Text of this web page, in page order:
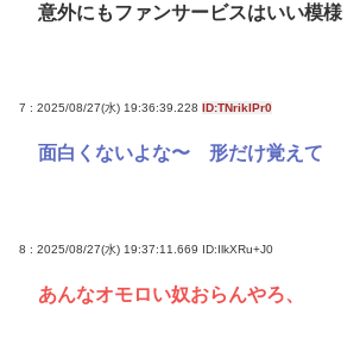
意外にもファンサービスはいい模様
7 : 2025/08/27(水) 19:36:39.228 ID:TNriklPr0
面白くないよな〜 形だけ覚えて
8 : 2025/08/27(水) 19:37:11.669 ID:IlkXRu+J0
あんなオモロい奴おらんやろ、